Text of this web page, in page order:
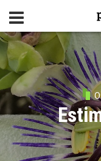
contingut
Cercador